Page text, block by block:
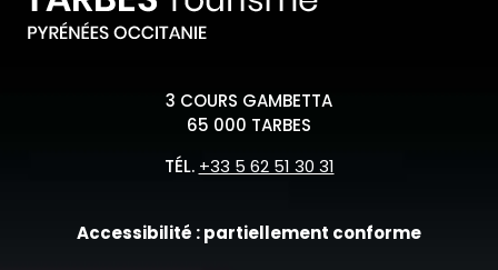
3 COURS GAMBETTA
65 000 TARBES
TÉL. +33 5 62 51 30 31
Accessibilité : partiellement conforme